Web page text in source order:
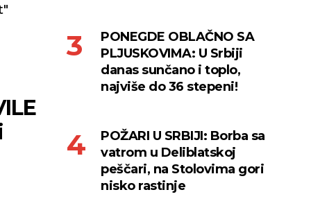
PONEGDE OBLAČNO SA
PLJUSKOVIMA: U Srbiji
danas sunčano i toplo,
najviše do 36 stepeni!
POŽARI U SRBIJI: Borba sa
vatrom u Deliblatskoj
peščari, na Stolovima gori
nisko rastinje